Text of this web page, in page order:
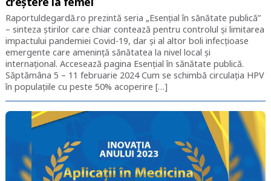
Raportuldegardă.ro prezintă seria „Esențial în sănătate publică”
– sinteza știrilor care chiar contează pentru controlul și limitarea
impactului pandemiei Covid-19, dar și al altor boli infecțioase
emergente care amenință sănătatea la nivel local și
internațional. Accesează pagina Esențial în sănătate publică.
Săptămâna 5 – 11 februarie 2024 Cum se schimbă circulația HPV
în populațiile cu peste 50% acoperire […]